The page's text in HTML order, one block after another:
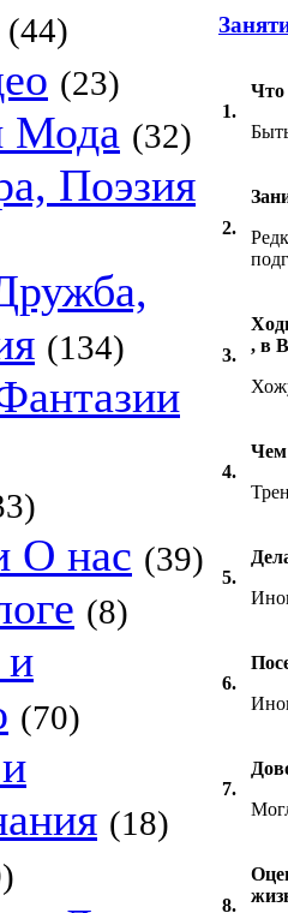
(44)
(23)
Мода (32)
Поэзия
(134)
О нас (39)
(8)
и
(70)
(18)
1.
Что
2.
3.
, в
4.
Чем
5.
6.
7.
8.